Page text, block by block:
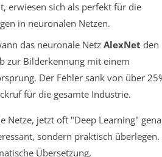
erwiesen sich als perfekt für die
in neuronalen Netzen.
das neuronale Netz AlexNet den
zur Bilderkennung mit einem
Der Fehler sank von über
für die gesamte Industrie.
Netze, jetzt oft "Deep Learning"
sondern praktisch überlegen.
Übersetzung,